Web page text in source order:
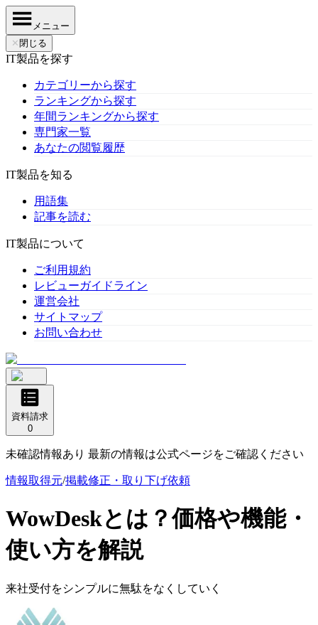
メニュー
✕ 閉じる
IT製品を探す
カテゴリーから探す
ランキングから探す
年間ランキングから探す
専門家一覧
あなたの閲覧履歴
IT製品を知る
用語集
記事を読む
IT製品について
ご利用規約
レビューガイドライン
運営会社
サイトマップ
お問い合わせ
資料請求
0
未確認情報あり 最新の情報は公式ページをご確認ください
情報取得元/掲載修正・取り下げ依頼
WowDeskとは？価格や機能・
使い方を解説
来社受付をシンプルに無駄をなくしていく